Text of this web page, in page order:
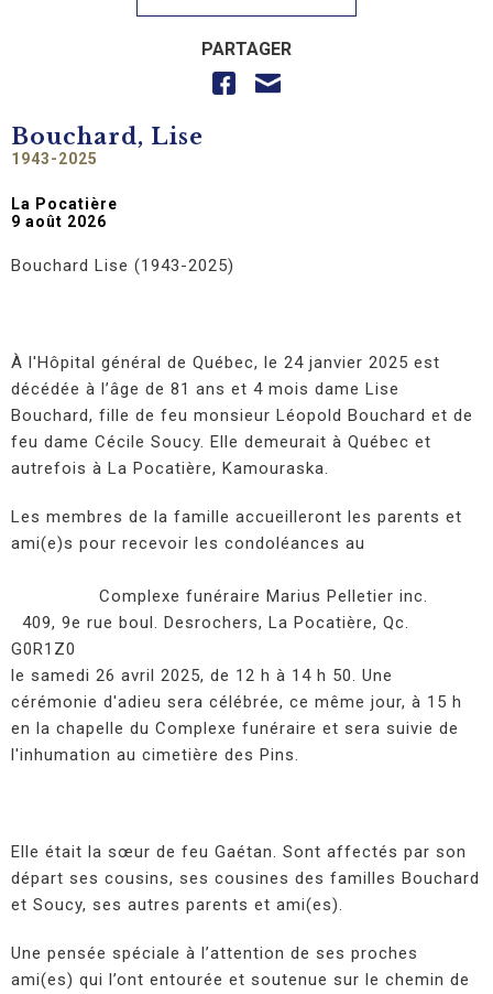
PARTAGER
Bouchard, Lise
1943-2025
La Pocatière
9 août 2026
Bouchard Lise (1943-2025)
À l'Hôpital général de Québec, le 24 janvier 2025 est
décédée à l’âge de 81 ans et 4 mois dame Lise
Bouchard, fille de feu monsieur Léopold Bouchard et de
feu dame Cécile Soucy. Elle demeurait à Québec et
autrefois à La Pocatière, Kamouraska.
Les membres de la famille accueilleront les parents et
ami(e)s pour recevoir les condoléances au
Complexe funéraire Marius Pelletier inc.
409, 9e rue boul. Desrochers, La Pocatière, Qc.
G0R1Z0
le samedi 26 avril 2025, de 12 h à 14 h 50. Une
cérémonie d'adieu sera célébrée, ce même jour, à 15 h
en la chapelle du Complexe funéraire et sera suivie de
l'inhumation au cimetière des Pins.
Elle était la sœur de feu Gaétan. Sont affectés par son
départ ses cousins, ses cousines des familles Bouchard
et Soucy, ses autres parents et ami(es).
Une pensée spéciale à l’attention de ses proches
ami(es) qui l’ont entourée et soutenue sur le chemin de